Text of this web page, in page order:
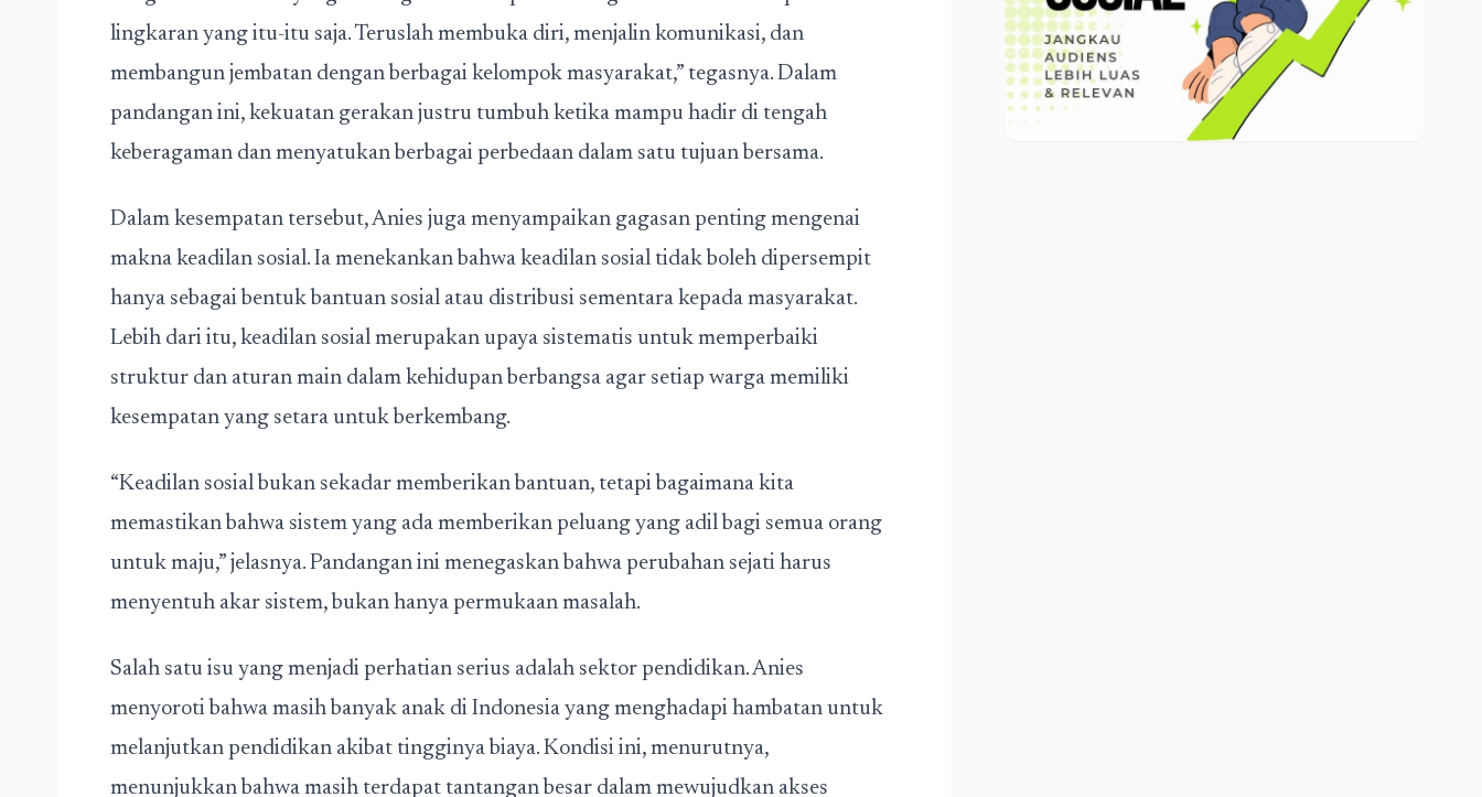
lingkaran yang itu-itu saja. Teruslah membuka diri, menjalin komunikasi, dan
membangun jembatan dengan berbagai kelompok masyarakat,” tegasnya. Dalam
pandangan ini, kekuatan gerakan justru tumbuh ketika mampu hadir di tengah
keberagaman dan menyatukan berbagai perbedaan dalam satu tujuan bersama.
Dalam kesempatan tersebut, Anies juga menyampaikan gagasan penting mengenai
makna keadilan sosial. Ia menekankan bahwa keadilan sosial tidak boleh dipersempit
hanya sebagai bentuk bantuan sosial atau distribusi sementara kepada masyarakat.
Lebih dari itu, keadilan sosial merupakan upaya sistematis untuk memperbaiki
struktur dan aturan main dalam kehidupan berbangsa agar setiap warga memiliki
kesempatan yang setara untuk berkembang.
“Keadilan sosial bukan sekadar memberikan bantuan, tetapi bagaimana kita
memastikan bahwa sistem yang ada memberikan peluang yang adil bagi semua orang
untuk maju,” jelasnya. Pandangan ini menegaskan bahwa perubahan sejati harus
menyentuh akar sistem, bukan hanya permukaan masalah.
Salah satu isu yang menjadi perhatian serius adalah sektor pendidikan. Anies
menyoroti bahwa masih banyak anak di Indonesia yang menghadapi hambatan untuk
melanjutkan pendidikan akibat tingginya biaya. Kondisi ini, menurutnya,
menunjukkan bahwa masih terdapat tantangan besar dalam mewujudkan akses